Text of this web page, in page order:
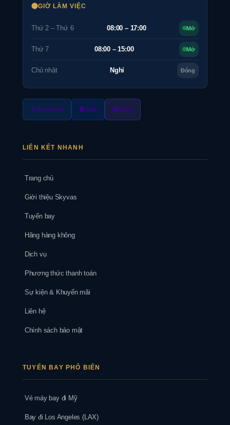
GIỜ LÀM VIỆC
Thứ 2 – Thứ 6 08:00 – 17:00 Mở
Thứ 7 08:00 – 15:00 Mở
Chủ nhật Nghỉ Đóng
Facebook Zalo Viber
LIÊN KẾT NHANH
Trang chủ
Giới thiệu Skyvas
Tuyến bay
Hãng hàng không
Dịch vụ
Phương thức thanh toán
Sự kiện & Khuyến mãi
Liên hệ
Chính sách bảo mật
TUYẾN BAY PHỔ BIẾN
Vé máy bay đi Mỹ
Bay đi Los Angeles (LAX)